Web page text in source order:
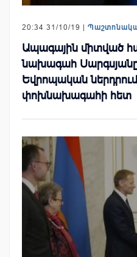
20:34 31/10/19 |
Ապագային միտված
նախագահ
Եվրոպական
փոխնախագահի հետ